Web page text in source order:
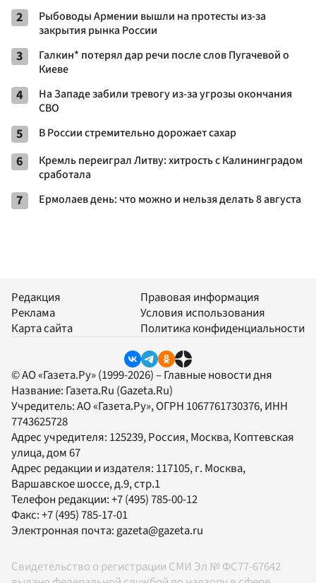
2
Рыбоводы Армении вышли на протесты из-за
закрытия рынка России
3
Галкин* потерял дар речи после слов Пугачевой о
Киеве
4
На Западе забили тревогу из-за угрозы окончания
СВО
5 В России стремительно дорожает сахар
6
Кремль переиграл Литву: хитрость с Калининградом
сработала
7 Ермолаев день: что можно и нельзя делать 8 августа
Редакция
Реклама
Карта сайта
Правовая информация
Условия использования
Политика конфиденциальности
© АО «Газета.Ру» (1999-2026) – Главные новости дня
Название: Газета.Ru (Gazeta.Ru)
Учредитель:АО «Газета.Ру», ОГРН 1067761730376, ИНН
7743625728
Адрес учредителя: 125239, Россия, Москва, Коптевская
улица, дом 67
Адрес редакции и издателя: 117105, г. Москва,
Варшавское шоссе, д.9, стр.1
Телефон редакции:+7 (495) 785-00-12
Факс:+7 (495) 785-17-01
Электронная почта:gazeta@gazeta.ru
Свидетельство о регистрации СМИ Эл № ФС77-67642